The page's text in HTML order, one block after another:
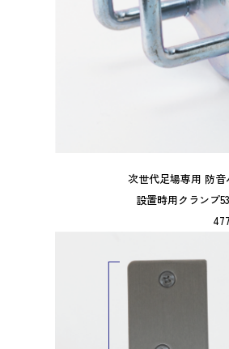
次世代足場専用 防
設置時用クランプ